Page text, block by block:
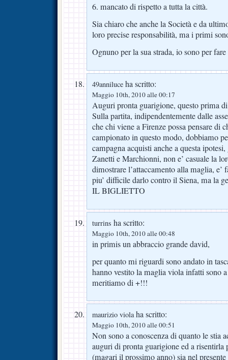
6. mancato di rispetto a tutta la città.
Sia chiaro che anche la Società e da
loro precise responsabilità, ma i primi
Ognuno per la sua strada, io sono per
49anniluce ha scritto:
Maggio 10th, 2010 alle 00:17
Auguri pronta guarigione, questo prima
Sulla partita, indipendentemente dalle
che chi viene a Firenze possa pensare di
campionato in questo modo, dobbiamo
campagna acquisti anche a questa
Zanetti e Marchionni, non e’ casuale la
dimostrare l’attaccamento alla maglia, e’
piu’ difficile darlo contro il Siena, ma la
IL BIGLIETTO
turrins ha scritto:
Maggio 10th, 2010 alle 00:48
in primis un abbraccio grande david,
per quanto mi riguardi sono andato in
hanno vestito la maglia viola infatti sono
meritiamo di +!!!
maurizio violaha scritto:
Maggio 10th, 2010 alle 00:51
Non sono a conoscenza di quanto le stia
auguri di pronta guarigione ed a risentirla
(magari il prossimo anno) sia nel